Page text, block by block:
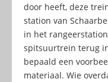
door heeft, deze
station van
in het rangeerstation
spitsuurtrein terug
bepaald een
materiaal. Wie